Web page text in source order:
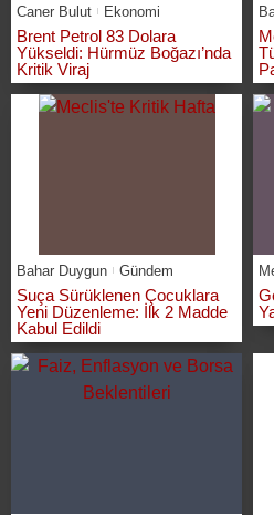
Caner Bulut Ekonomi
Brent Petrol 83 Dolara
Yükseldi: Hürmüz Boğazı’nda
Kritik Viraj
Bahar Duygun Gündem
Suça Sürüklenen Çocuklara
Yeni Düzenleme: İlk 2 Madde
Kabul Edildi